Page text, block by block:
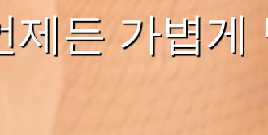
든 가볍게